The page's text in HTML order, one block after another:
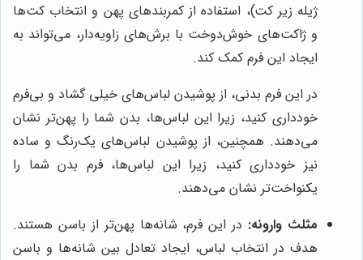
ژیله زیر کت)، استفاده از کمربندهای پهن و انتخاب کت‌ها
و ژاکت‌های خوش‌دوخت با برش‌های زاویه‌دار، می‌تواند به
ایجاد این فرم کمک کند.
در این فرم بدنی، از پوشیدن لباس‌های خیلی گشاد و بی‌فرم
خودداری کنید، زیرا این لباس‌ها، بدن شما را پهن‌تر نشان
می‌دهند. همچنین، از پوشیدن لباس‌های یک‌رنگ و ساده
نیز خودداری کنید، زیرا این لباس‌ها، فرم بدن شما را
یکنواخت‌تر نشان می‌دهند.
مثلث وارونه: در این فرم، شانه‌ها پهن‌تر از باسن هستند.
هدف در انتخاب لباس، ایجاد تعادل بین شانه‌ها و باسن